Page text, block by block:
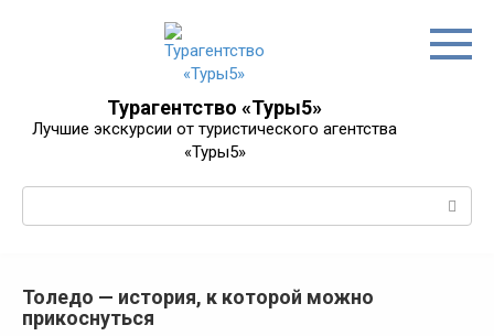
Турагентство «Туры5»
Лучшие экскурсии от туристического агентства
«Туры5»
Толедо — история, к которой можно
прикоснуться